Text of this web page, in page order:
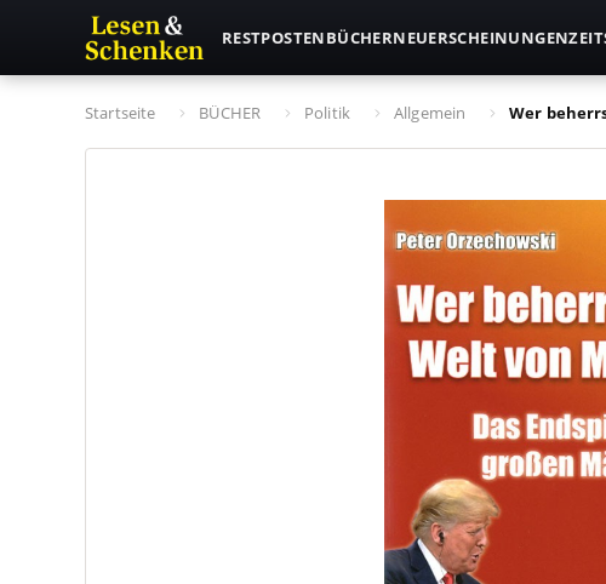
RESTPOSTENBÜCHERNEUERSCHEINUNGEN
Startseite BÜCHER Politik Allgemein Wer